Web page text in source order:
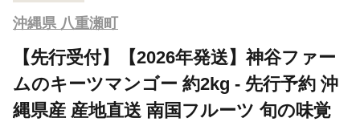
沖縄県 八重瀬町
【先行受付】【2026年発送】神谷ファー
ムのキーツマンゴー 約2kg - 先行予約 沖
縄県産 産地直送 南国フルーツ 旬の味覚